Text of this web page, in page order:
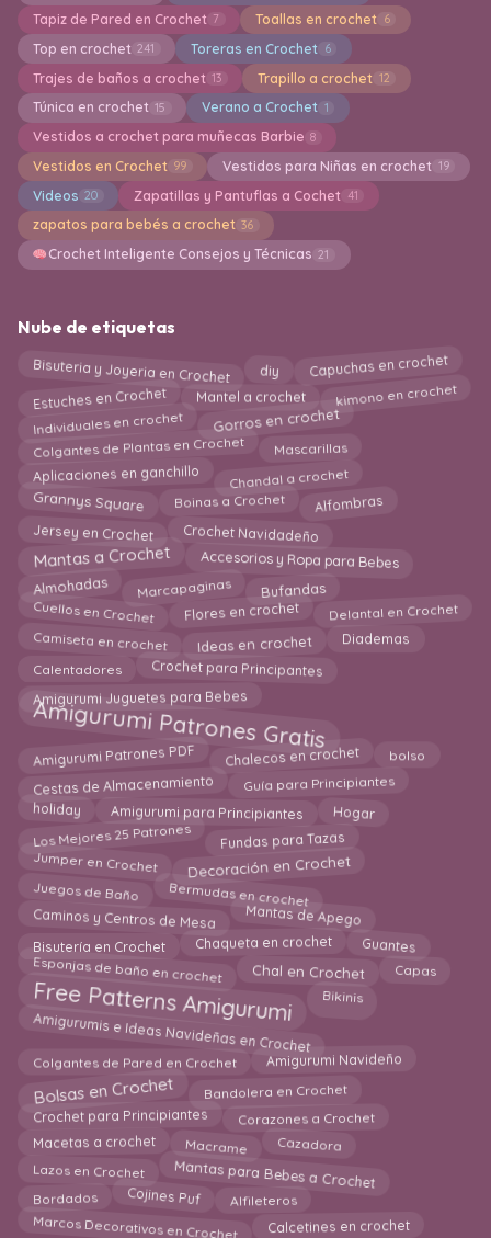
Tapiz de Pared en Crochet 7 Toallas en crochet 6
Top en crochet 241 Toreras en Crochet 6
Trajes de baños a crochet 13 Trapillo a crochet 12
Túnica en crochet 15 Verano a Crochet 1
Vestidos a crochet para muñecas Barbie 8
Vestidos en Crochet 99 Vestidos para Niñas en crochet 19
Videos 20 Zapatillas y Pantuflas a Cochet 41
zapatos para bebés a crochet 36
Crochet Inteligente Consejos y Técnicas 21
Nube de etiquetas
Bisuteria y Joyeria en Crochet diy Capuchas en crochet
Estuches en Crochet Mantel a crochet kimono en crochet
Individuales en crochet Gorros en crochet
Colgantes de Plantas en Crochet Mascarillas
Aplicaciones en ganchillo Chandal a crochet
Grannys Square Boinas a Crochet Alfombras
Jersey en Crochet Crochet Navidadeño
Mantas a Crochet Accesorios y Ropa para Bebes
Almohadas Marcapaginas Bufandas
Cuellos en Crochet Flores en crochet Delantal en Crochet
Camiseta en crochet Ideas en crochet
Diademas
Calentadores
Crochet para Principantes
Amigurumi Juguetes para Bebes
Amigurumi Patrones Gratis
Amigurumi Patrones PDF Chalecos en crochet bolso
Cestas de Almacenamiento Guía para Principiantes
holiday Amigurumi para Principiantes Hogar
Los Mejores 25 Patrones Fundas para Tazas
Jumper en Crochet Decoración en Crochet
Juegos de Baño Bermudas en crochet
Caminos y Centros de Mesa Mantas de Apego
Bisutería en Crochet Chaqueta en crochet Guantes
Esponjas de baño en crochet Chal en Crochet Capas
Free Patterns Amigurumi Bikinis
Amigurumis e Ideas Navideñas en Crochet
Colgantes de Pared en Crochet Amigurumi Navideño
Bolsas en Crochet Bandolera en Crochet
Crochet para Principiantes Corazones a Crochet
Macetas a crochet Macrame Cazadora
Lazos en Crochet Mantas para Bebes a Crochet
Bordados Cojines Puf Alfileteros
Marcos Decorativos en Crochet Calcetines en crochet